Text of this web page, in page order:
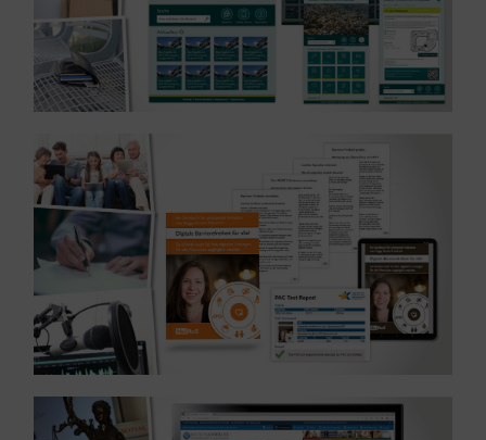
Referenz: Verlag eines Buches – Branche Verlag
MEHR ERFAHREN ...
MEHR ERFAHREN ...